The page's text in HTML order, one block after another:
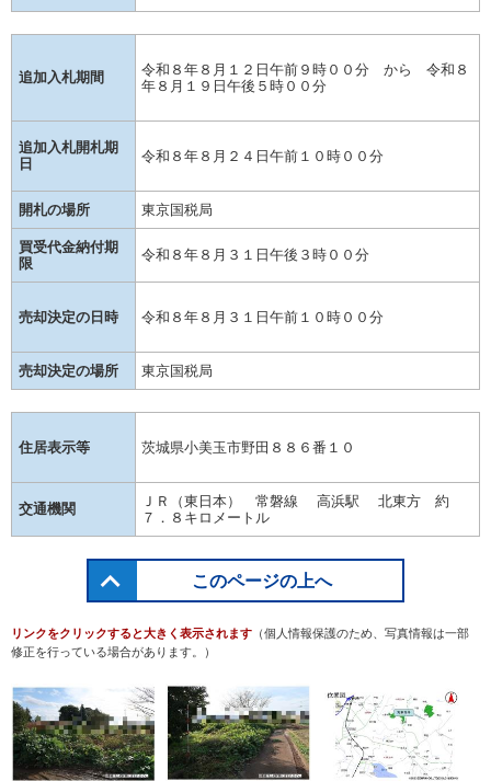
追加入札期間
令和８年８月１２日午前９時００分 から 令和８
年８月１９日午後５時００分
追加入札開札期
日
令和８年８月２４日午前１０時００分
開札の場所 東京国税局
買受代金納付期
限
令和８年８月３１日午後３時００分
売却決定の日時 令和８年８月３１日午前１０時００分
売却決定の場所 東京国税局
住居表示等 茨城県小美玉市野田８８６番１０
交通機関
ＪＲ（東日本） 常磐線 高浜駅 北東方 約
７．８キロメートル
このページの上へ
リンクをクリックすると大きく表示されます （個人情報保護のため、写真情報は一部
修正を行っている場合があります。）